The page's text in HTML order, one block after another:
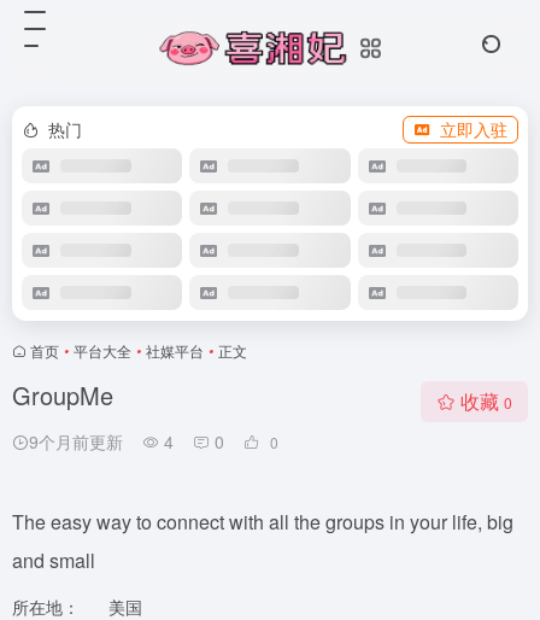
热门 立即入驻
首页 • 平台大全 • 社媒平台 • 正文
GroupMe
9个月前更新 4 0 0
收藏 0
The easy way to connect with all the groups in your life, big
and small
所在地：
美国